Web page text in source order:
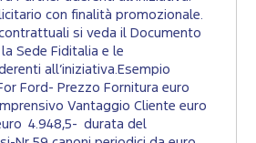
con finalità promozionale.
si veda il Documento
Sede Fiditalia e le
all’iniziativa.Esempio
Ford- Prezzo Fornitura euro
Vantaggio Cliente euro
4.948,5- durata del